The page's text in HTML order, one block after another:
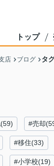
トップ
店 ブログ タ
#売却
#移住(33)
#小学校(19)